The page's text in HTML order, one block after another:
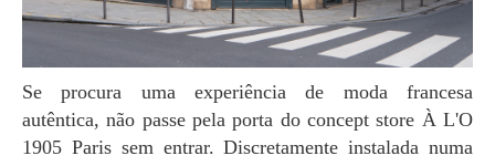
Se procura uma experiência de moda francesa
autêntica, não passe pela porta do concept store À L'O
1905 Paris sem entrar. Discretamente instalada numa